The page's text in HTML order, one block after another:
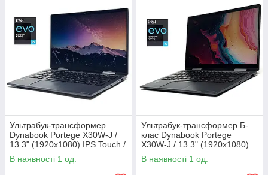
Ультрабук-трансформер
Dynabook Portege X30W-J /
13.3" (1920x1080) IPS Touch /
Intel Core i5-1135G7 (4 (8)
ядра по 2.4 - 4.2 GHz) /
В наявності 1 од.
Ультрабук-трансформер Б-
клас Dynabook Portege
X30W-J / 13.3" (1920x1080)
IPS Touch / Intel Core i5-
1135G7 (4 (8) ядра по 2.4 -
В наявності 1 од.